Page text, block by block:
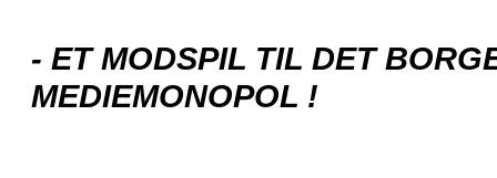
- ET MODSPIL TIL DET
MEDIEMONOPOL !